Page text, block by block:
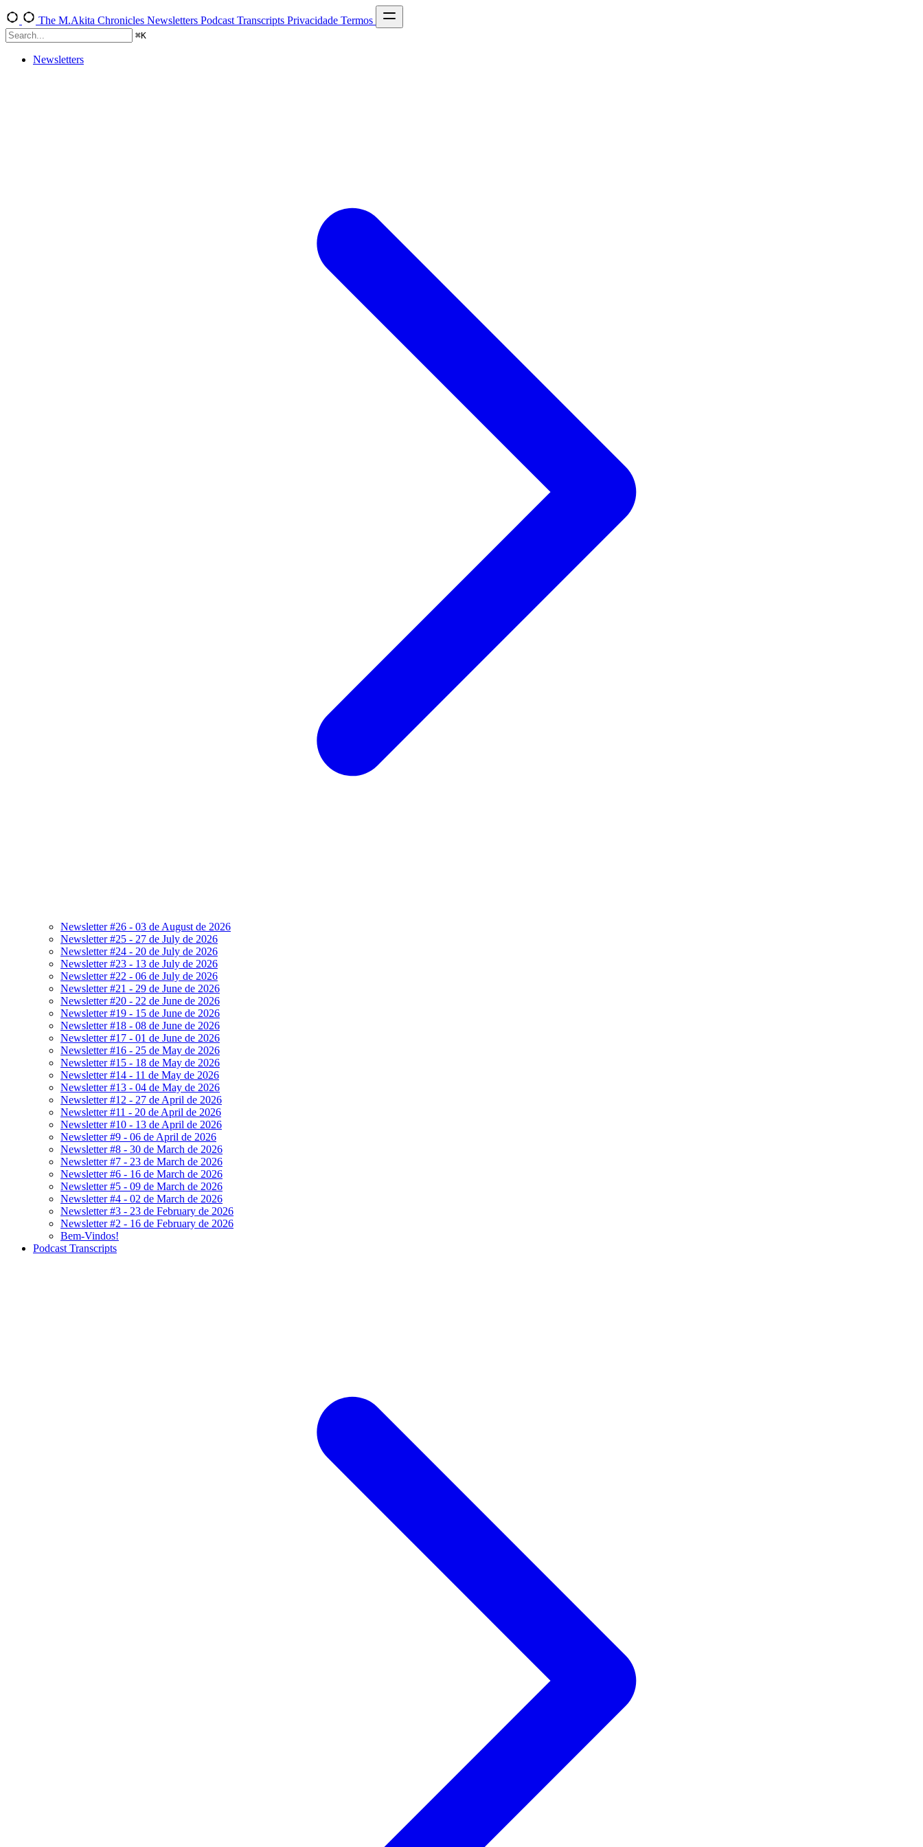
The M.Akita Chronicles Newsletters Podcast Transcripts Privacidade Termos
⌘K
Newsletters
Newsletter #26 - 03 de August de 2026
Newsletter #25 - 27 de July de 2026
Newsletter #24 - 20 de July de 2026
Newsletter #23 - 13 de July de 2026
Newsletter #22 - 06 de July de 2026
Newsletter #21 - 29 de June de 2026
Newsletter #20 - 22 de June de 2026
Newsletter #19 - 15 de June de 2026
Newsletter #18 - 08 de June de 2026
Newsletter #17 - 01 de June de 2026
Newsletter #16 - 25 de May de 2026
Newsletter #15 - 18 de May de 2026
Newsletter #14 - 11 de May de 2026
Newsletter #13 - 04 de May de 2026
Newsletter #12 - 27 de April de 2026
Newsletter #11 - 20 de April de 2026
Newsletter #10 - 13 de April de 2026
Newsletter #9 - 06 de April de 2026
Newsletter #8 - 30 de March de 2026
Newsletter #7 - 23 de March de 2026
Newsletter #6 - 16 de March de 2026
Newsletter #5 - 09 de March de 2026
Newsletter #4 - 02 de March de 2026
Newsletter #3 - 23 de February de 2026
Newsletter #2 - 16 de February de 2026
Bem-Vindos!
Podcast Transcripts